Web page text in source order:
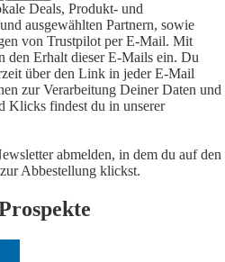
Deals, Produkt- und
ausgewählten Partnern, sowie
von Trustpilot per E-Mail. Mit
Erhalt dieser E-Mails ein. Du
über den Link in jeder E-Mail
zur Verarbeitung Deiner Daten und
Klicks findest du in unserer
abmelden, in dem du auf den
Abbestellung klickst.